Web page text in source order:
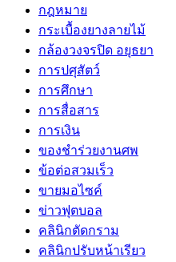
กฎหมาย
กระเบื้องยางลายไม้
กล้องวงจรปิด อยุธยา
การปศุสัตว์
การศึกษา
การสื่อสาร
การเงิน
ของชำร่วยงานศพ
ข้อต่อสวมเร็ว
ขายมอไซค์
ข่าวฟุตบอล
คลินิกตัดกราม
คลินิกปรับหน้าเรียว